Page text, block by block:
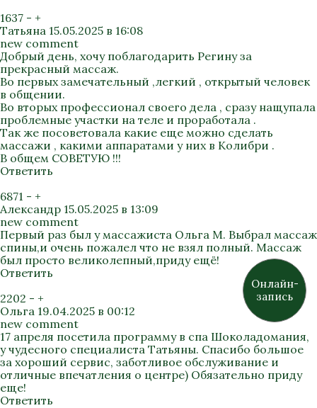
1637 - +
Татьяна 15.05.2025 в 16:08
new comment
Добрый день, хочу поблагодарить Регину за
прекрасный массаж.
Во первых замечательный ,легкий , открытый человек
в общении.
Во вторых профессионал своего дела , сразу нащупала
проблемные участки на теле и проработала .
Так же посоветовала какие еще можно сделать
массажи , какими аппаратами у них в Колибри .
В общем СОВЕТУЮ !!!
Ответить
6871 - +
Александр 15.05.2025 в 13:09
new comment
Первый раз был у массажиста Ольга М. Выбрал массаж
спины,и очень пожалел что не взял полный. Массаж
был просто великолепный,приду ещё!
Ответить
2202 - +
Ольга 19.04.2025 в 00:12
new comment
17 апреля посетила программу в спа Шоколадомания,
у чудесного специалиста Татьяны. Спасибо большое
за хороший сервис, заботливое обслуживание и
отличные впечатления о центре) Обязательно приду
еще!
Ответить
Онлайн-
запись